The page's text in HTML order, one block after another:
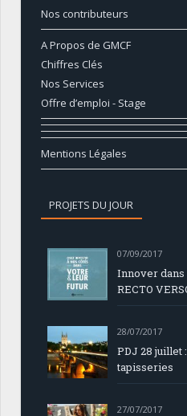
Nos contributeurs
A Propos de GMCF
Chiffres Clés
Nos Services
Offre d’emploi - Stage
Mentions Légales
PROJETS DU JOUR
07/09/2017
Innover dans
RECTO
28/07/2017
PDJ 28 juillet
tapisseries
27/07/2017